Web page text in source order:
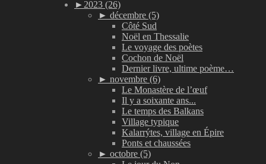
► 2023 (26)
► décembre (5)
Côté Sud
Noël en Thessalie
Le voyage des poètes
Cochon de Noël
Dernier livre, ultime poème…
► novembre (6)
Le Monastère de l’œuf
Il y a soixante ans...
Le temps des Balkans
Village typique
Kalarrýtes, village en Épire
Ponts et chaussées
► octobre (5)